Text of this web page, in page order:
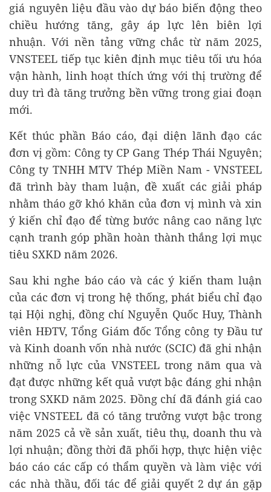
giá nguyên liệu đầu vào dự báo biến động theo
chiều hướng tăng, gây áp lực lên biên lợi
nhuận. Với nền tảng vững chắc từ năm 2025,
VNSTEEL tiếp tục kiên định mục tiêu tối ưu hóa
vận hành, linh hoạt thích ứng với thị trường để
duy trì đà tăng trưởng bền vững trong giai đoạn
mới.
Kết thúc phần Báo cáo, đại diện lãnh đạo các
đơn vị gồm: Công ty CP Gang Thép Thái Nguyên;
Công ty TNHH MTV Thép Miền Nam - VNSTEEL
đã trình bày tham luận, đề xuất các giải pháp
nhằm tháo gỡ khó khăn của đơn vị mình và xin
ý kiến chỉ đạo để từng bước nâng cao năng lực
cạnh tranh góp phần hoàn thành thắng lợi mục
tiêu SXKD năm 2026.
Sau khi nghe báo cáo và các ý kiến tham luận
của các đơn vị trong hệ thống, phát biểu chỉ đạo
tại Hội nghị, đồng chí Nguyễn Quốc Huy, Thành
viên HĐTV, Tổng Giám đốc Tổng công ty Đầu tư
và Kinh doanh vốn nhà nước (SCIC) đã ghi nhận
những nỗ lực của VNSTEEL trong năm qua và
đạt được những kết quả vượt bậc đáng ghi nhận
trong SXKD năm 2025. Đồng chí đã đánh giá cao
việc VNSTEEL đã có tăng trưởng vượt bậc trong
năm 2025 cả về sản xuất, tiêu thụ, doanh thu và
lợi nhuận; đồng thời đã phối hợp, thực hiện việc
báo cáo các cấp có thẩm quyền và làm việc với
các nhà thầu, đối tác để giải quyết 2 dự án gặp